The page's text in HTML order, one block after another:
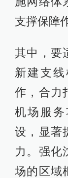
支撑保障
其中，要
新建支
作，合力
机场服
设，显著
力。强化
场的区域